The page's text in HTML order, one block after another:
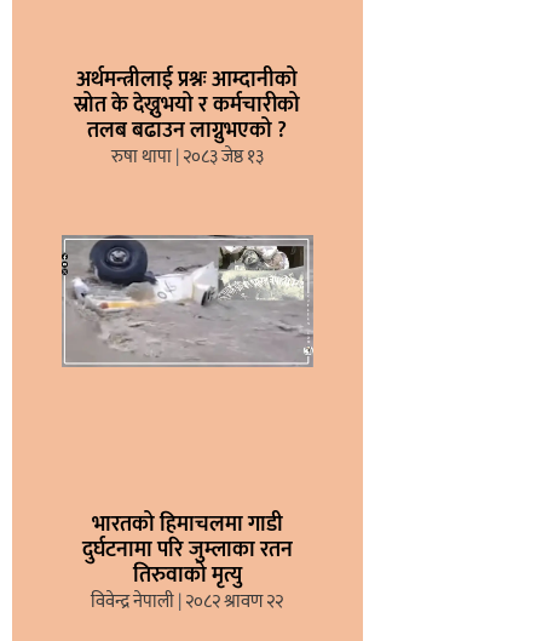
अर्थमन्त्रीलाई प्रश्नः आम्दानीको
स्रोत के देख्नुभयो र कर्मचारीको
तलब बढाउन लाग्नुभएको ?
रुषा थापा २०८३ जेष्ठ १३
भारतको हिमाचलमा गाडी
दुर्घटनामा परि जुम्लाका रतन
तिरुवाको मृत्यु
विवेन्द्र नेपाली २०८२ श्रावण २२